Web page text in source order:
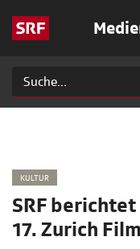
KULTUR
SRF
17. Zurich